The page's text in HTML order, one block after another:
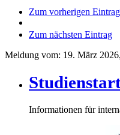
Zum vorherigen Eintrag
Zum nächsten Eintrag
Meldung vom: 19. März
Informationen für